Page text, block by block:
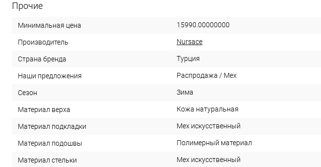
Прочие
Минимальная цена 15990.00000000
Производитель Nursace
Страна бренда Турция
Наши предложения Распродажа / Mex
Сезон Зима
Материал верха Кожа натуральная
Материал подкладки Мех искусственный
Материал подошвы Полимерный материал
Материал стельки Мех искусственный